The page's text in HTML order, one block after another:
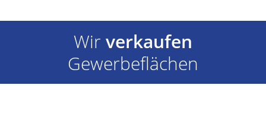
Wir verkaufen
Gewerbeflächen